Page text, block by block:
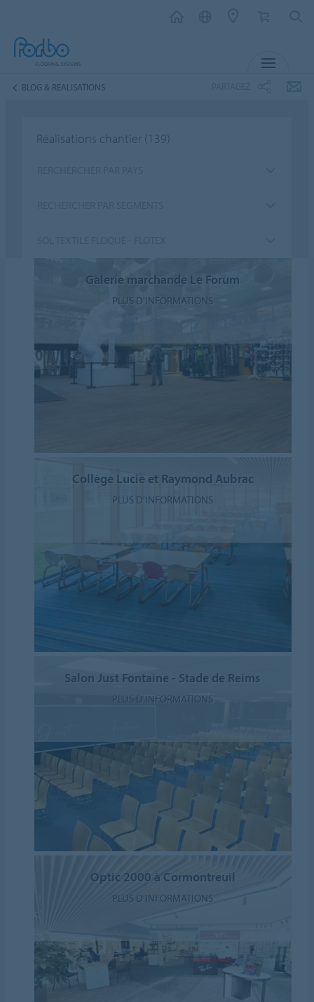
BLOG & REALISATIONS
Réalisations chantier (139)
Galerie marchande Le Forum
PLUS D'INFORMATIONS
Collège Lucie et Raymond Aubrac
PLUS D'INFORMATIONS
Salon Just Fontaine - Stade de Reims
PLUS D'INFORMATIONS
Optic 2000 à Cormontreuil
PLUS D'INFORMATIONS